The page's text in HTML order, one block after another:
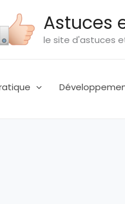
Astuces
le site d'astuces